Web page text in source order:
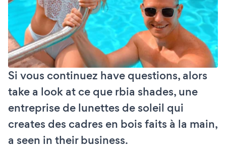
Si vous continuez have questions, alors
take a look at ce que rbia shades, une
entreprise de lunettes de soleil qui
creates des cadres en bois faits à la main,
a seen in their business.